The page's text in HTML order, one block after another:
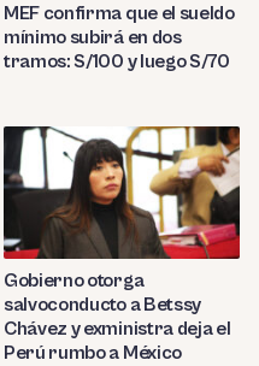
MEF confirma que el sueldo
mínimo subirá en dos
tramos: S/100 y luego S/70
Gobierno otorga
salvoconducto a Betssy
Chávez y exministra deja el
Perú rumbo a México